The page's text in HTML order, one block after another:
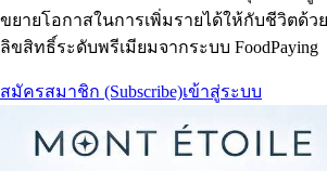
ขยายโอกาสในการเพิ่มรายได้ให้กับชีวิตด้ว
ลิขสิทธิ์ระดับพรีเมียมจากระบบ FoodPaying
สมัครสมาชิก (Subscribe)เข้าสู่ระบบ